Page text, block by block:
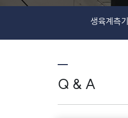
생육계측기
Q & A